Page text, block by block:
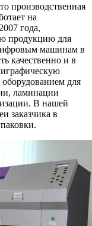
производственная
на
года,
продукцию для
машинам в
качественно и в
для
ламинации
В нашей
заказчика в